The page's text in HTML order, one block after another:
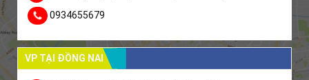
0934655679
VP TẠI ĐỒNG NAI